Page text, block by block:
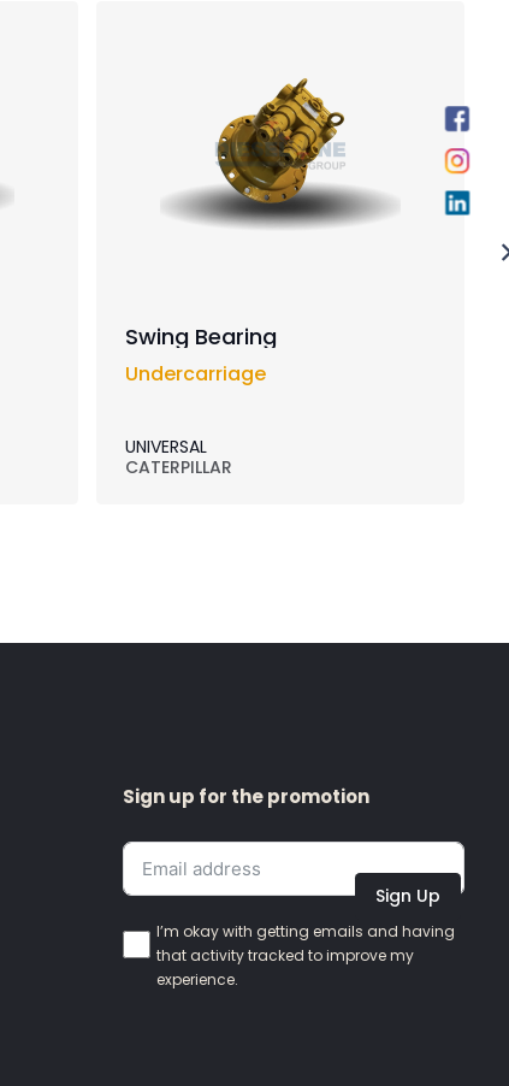
Swing Bearing
Undercarriage
UNIVERSAL
CATERPILLAR
Sign up for the promotion
Sign Up
I’m okay with getting emails and having
that activity tracked to improve my
experience.